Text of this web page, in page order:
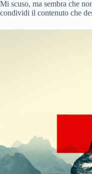
Mi scuso, ma sembra che
condividi il contenuto che